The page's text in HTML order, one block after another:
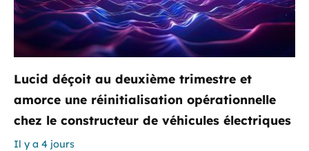
Lucid déçoit au deuxième trimestre et
amorce une réinitialisation opérationnelle
chez le constructeur de véhicules électriques
Il y a 4 jours